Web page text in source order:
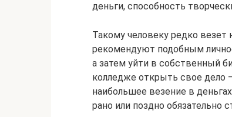
деньги, способность
Такому человеку редко
рекомендуют подобным
а затем уйти в собственный
колледже открыть свое дело
наибольшее везение в
рано или поздно обязательно